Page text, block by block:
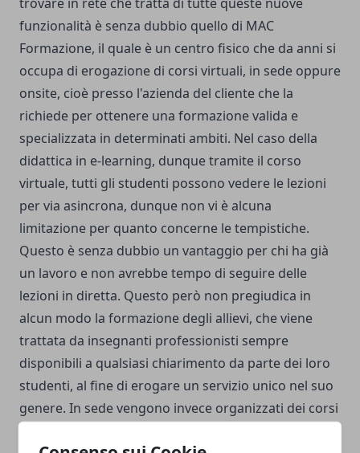
funzionalità è senza dubbio quello di MAC
Formazione, il quale è un centro fisico che da anni si
occupa di erogazione di corsi virtuali, in sede oppure
onsite, cioè presso l'azienda del cliente che la
richiede per ottenere una formazione valida e
specializzata in determinati ambiti. Nel caso della
didattica in e-learning, dunque tramite il corso
virtuale, tutti gli studenti possono vedere le lezioni
per via asincrona, dunque non vi è alcuna
limitazione per quanto concerne le tempistiche.
Questo è senza dubbio un vantaggio per chi ha già
un lavoro e non avrebbe tempo di seguire delle
lezioni in diretta. Questo però non pregiudica in
alcun modo la formazione degli allievi, che viene
trattata da insegnanti professionisti sempre
disponibili a qualsiasi chiarimento da parte dei loro
studenti, al fine di erogare un servizio unico nel suo
genere. In sede vengono invece organizzati dei corsi